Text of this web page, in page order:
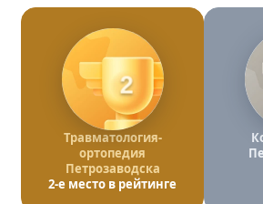
2
Травматология-
ортопедия
Петрозаводска
2-е место в рейтинге